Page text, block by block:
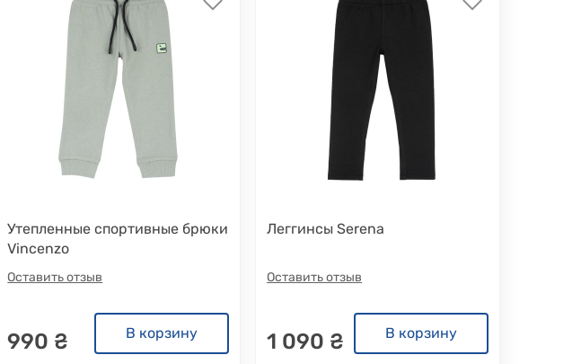
Утепленные спортивные брюки
Vincenzo
Оставить отзыв
990 ₴ В корзину
Леггинсы Serena
Оставить отзыв
1 090 ₴ В корзину